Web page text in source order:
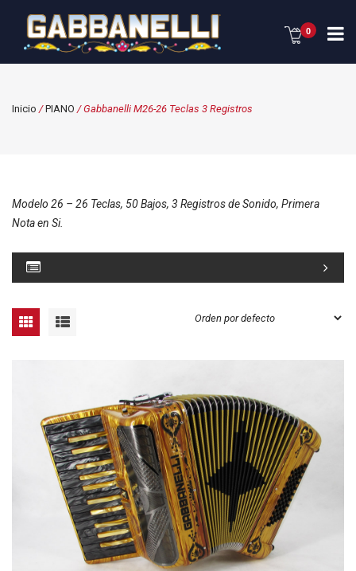
0
Inicio /PIANO / Gabbanelli M26-26 Teclas 3 Registros
Modelo 26 – 26 Teclas, 50 Bajos, 3 Registros de Sonido, Primera
Nota en Si.